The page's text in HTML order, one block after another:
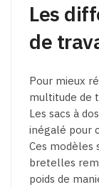
Les
de
Pour mieux
multitude de
Les sacs à
inégalé pour
Ces modèles
bretelles
poids de